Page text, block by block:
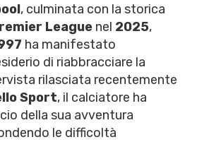
, culminata con la storica
League nel 2025,
ha manifestato
di riabbracciare la
rilasciata recentemente
Sport, il calciatore ha
della sua avventura
le difficoltà